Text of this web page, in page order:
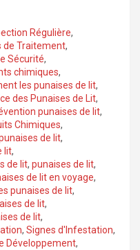
Régulière,
de Traitement,
Sécurité,
chimiques,
les punaises de lit,
des Punaises de Lit,
punaises de lit,
Chimiques,
de lit,
lit,
de lit, punaises de lit,
de lit en voyage,
punaises de lit,
de lit,
de lit,
, Signes d'Infestation,
Développement,